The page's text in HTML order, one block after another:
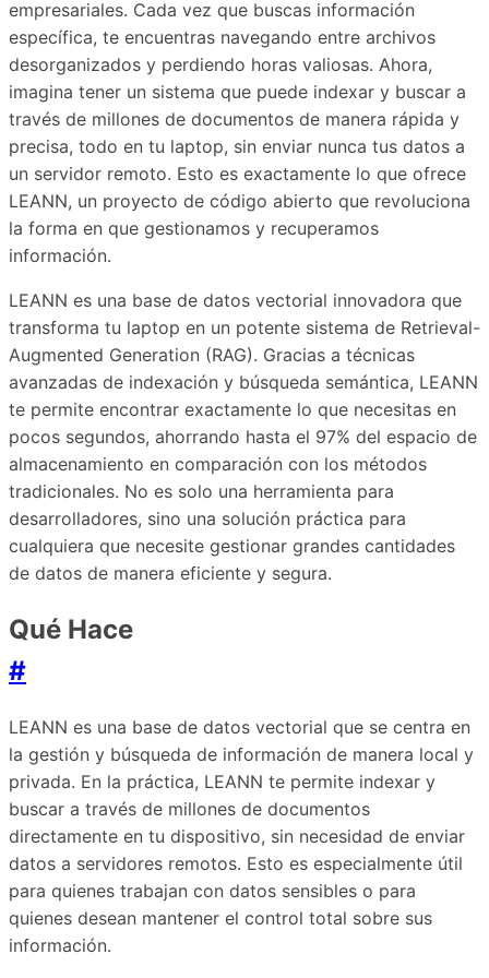
empresariales. Cada vez que buscas información
específica, te encuentras navegando entre archivos
desorganizados y perdiendo horas valiosas. Ahora,
imagina tener un sistema que puede indexar y buscar a
través de millones de documentos de manera rápida y
precisa, todo en tu laptop, sin enviar nunca tus datos a
un servidor remoto. Esto es exactamente lo que ofrece
LEANN, un proyecto de código abierto que revoluciona
la forma en que gestionamos y recuperamos
información.
LEANN es una base de datos vectorial innovadora que
transforma tu laptop en un potente sistema de Retrieval-
Augmented Generation (RAG). Gracias a técnicas
avanzadas de indexación y búsqueda semántica, LEANN
te permite encontrar exactamente lo que necesitas en
pocos segundos, ahorrando hasta el 97% del espacio de
almacenamiento en comparación con los métodos
tradicionales. No es solo una herramienta para
desarrolladores, sino una solución práctica para
cualquiera que necesite gestionar grandes cantidades
de datos de manera eficiente y segura.
Qué Hace
#
LEANN es una base de datos vectorial que se centra en
la gestión y búsqueda de información de manera local y
privada. En la práctica, LEANN te permite indexar y
buscar a través de millones de documentos
directamente en tu dispositivo, sin necesidad de enviar
datos a servidores remotos. Esto es especialmente útil
para quienes trabajan con datos sensibles o para
quienes desean mantener el control total sobre sus
información.